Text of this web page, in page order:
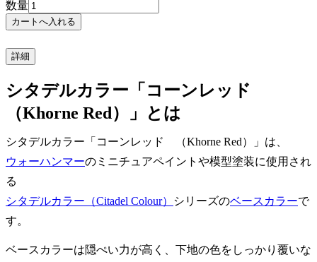
数量
詳細
シタデルカラー「コーンレッド
（Khorne Red）」とは
シタデルカラー「コーンレッド （Khorne Red）」は、
ウォーハンマーのミニチュアペイントや模型塗装に使用され
る
シタデルカラー（Citadel Colour）
シリーズのベースカラーで
す。
ベースカラーは隠ぺい力が高く、下地の色をしっかり覆いな